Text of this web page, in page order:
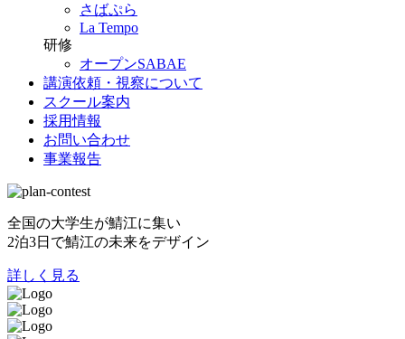
さばぷら
La Tempo
研修
オープンSABAE
講演依頼・視察について
スクール案内
採用情報
お問い合わせ
事業報告
全国の大学生が鯖江に集い
2泊3日で鯖江の未来をデザイン
詳しく見る